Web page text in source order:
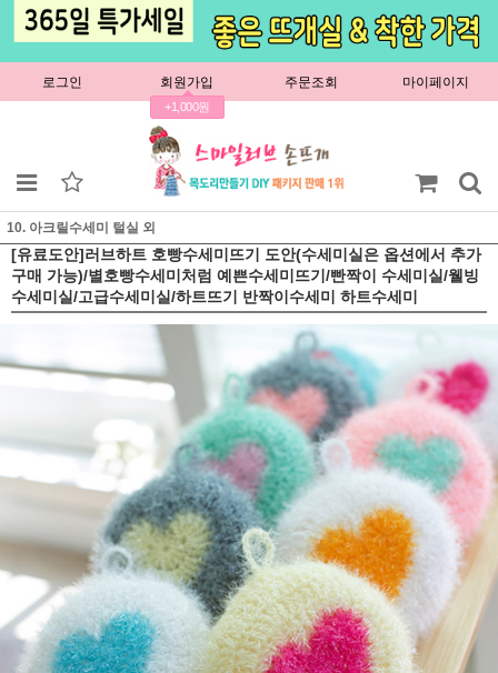
로그인 회원가입
+1,000원
주문조회 마이페이지
10. 아크릴수세미 털실 외
[유료도안]러브하트 호빵수세미뜨기 도안(수세미실은 옵션에서 추가
구매 가능)/별호빵수세미처럼 예쁜수세미뜨기/빤짝이 수세미실/웰빙
수세미실/고급수세미실/하트뜨기 반짝이수세미 하트수세미